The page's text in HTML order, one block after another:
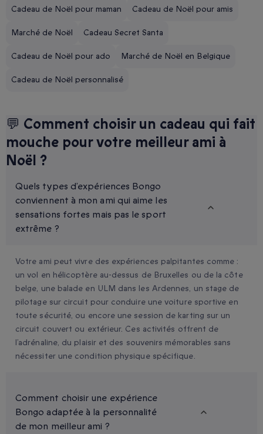
Cadeau de Noël pour maman Cadeau de Noël pour amis
Marché de Noël Cadeau Secret Santa
Cadeau de Noël pour ado Marché de Noël en Belgique
Cadeau de Noël personnalisé
💬 Comment choisir un cadeau qui fait
mouche pour votre meilleur ami à
Noël ?
Quels types d’expériences Bongo
conviennent à mon ami qui aime les
sensations fortes mais pas le sport
extrême ?
Votre ami peut vivre des expériences palpitantes comme :
un vol en hélicoptère au-dessus de Bruxelles ou de la côte
belge, une balade en ULM dans les Ardennes, un stage de
pilotage sur circuit pour conduire une voiture sportive en
toute sécurité, ou encore une session de karting sur un
circuit couvert ou extérieur. Ces activités offrent de
l’adrénaline, du plaisir et des souvenirs mémorables sans
nécessiter une condition physique spécifique.
Comment choisir une expérience
Bongo adaptée à la personnalité
de mon meilleur ami ?